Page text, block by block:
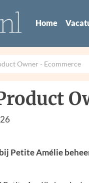
Home
Owner - Ecommerce
Petite Amélie